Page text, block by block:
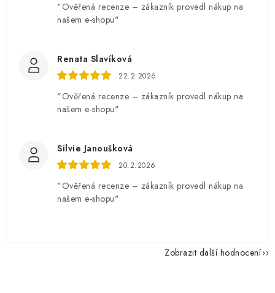
"Ověřená recenze – zákazník provedl nákup na
našem e-shopu"
Renata Slavíková
22.2.2026
"Ověřená recenze – zákazník provedl nákup na
našem e-shopu"
Silvie Janoušková
20.2.2026
"Ověřená recenze – zákazník provedl nákup na
našem e-shopu"
Zobrazit další hodnocení